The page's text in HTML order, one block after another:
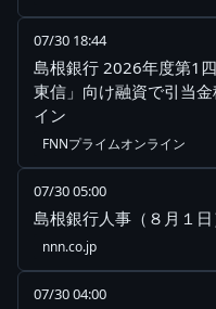
07/30 18:44
島根銀行 2026年度第1
東信」向け融資で引当
イン
FNNプライムオンライン
07/30 05:00
島根銀行人事（８月１
nnn.co.jp
07/30 04:00